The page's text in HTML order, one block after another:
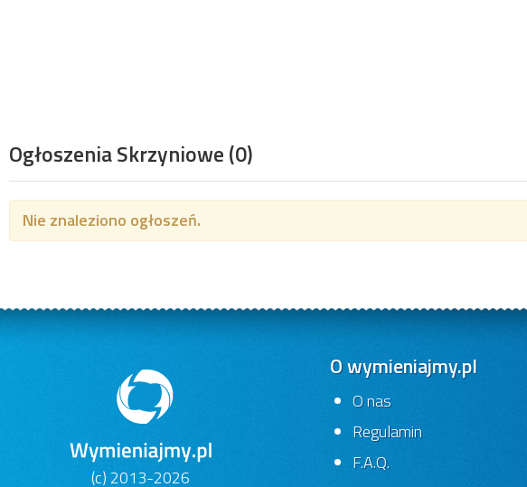
Ogłoszenia Skrzyniowe(0)
Nie znaleziono ogłoszeń.
(c) 2013-2026
O wymieniajmy.pl
O nas
Regulamin
F.A.Q.